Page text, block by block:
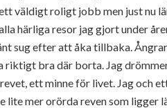
väldigt roligt jobb men just nu
härliga resor jag gjort under
sug efter att åka tillbaka.
riktigt bra där borta. Jag
ett minne för livet. Jag och
lite mer orörda reven som ligger